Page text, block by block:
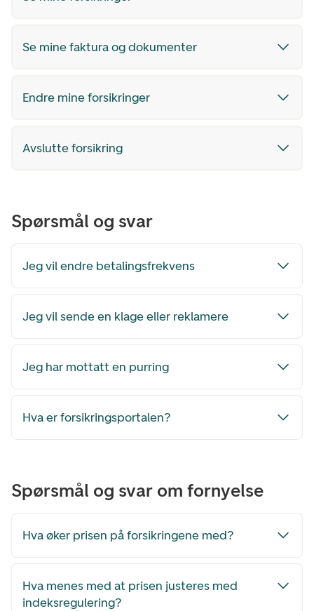
Se mine faktura og dokumenter
Endre mine forsikringer
Avslutte forsikring
Spørsmål og svar
Jeg vil endre betalingsfrekvens
Jeg vil sende en klage eller reklamere
Jeg har mottatt en purring
Hva er forsikringsportalen?
Spørsmål og svar om fornyelse
Hva øker prisen på forsikringene med?
Hva menes med at prisen justeres med
indeksregulering?